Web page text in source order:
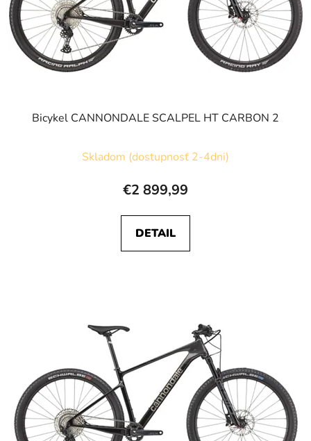
Bicykel CANNONDALE SCALPEL HT CARBON 2
Skladom (dostupnosť 2-4dni)
€2 899,99
DETAIL